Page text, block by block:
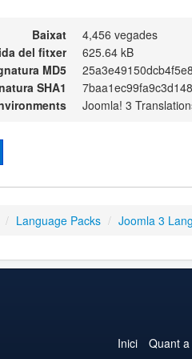
Baixat
4,456 vegades
del fitxer
625.64 kB
MD5
SHA1
Joomla! 3
/ Language Packs / Joomla 3
Inici Quant a